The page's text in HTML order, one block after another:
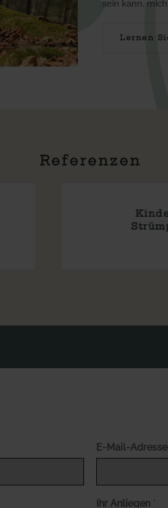
sein kann,
Lernen
Referenzen
Erdmannhausen
E-Mail-Adresse
Ihr Anliegen *